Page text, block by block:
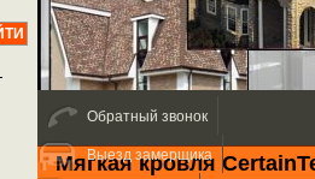
Мягкая кровля
Обратный звонок
Выезд замерщика